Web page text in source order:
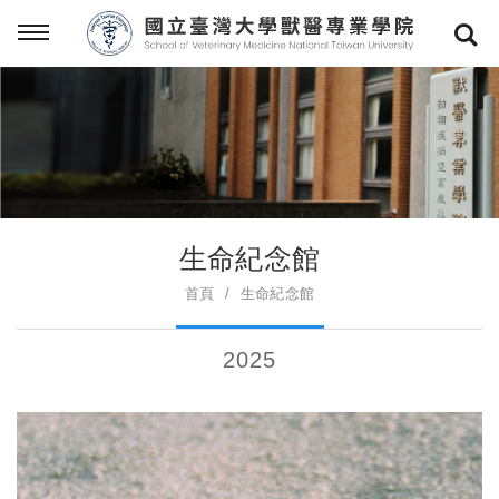
生命紀念館
首頁 生命紀念館
2025